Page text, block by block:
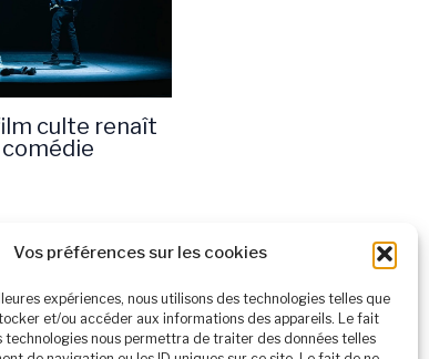
Vos préférences sur les cookies
expériences, nous utilisons des technologies telles que
et/ou accéder aux informations des appareils. Le fait
technologies nous permettra de traiter des données telles
culte renaît